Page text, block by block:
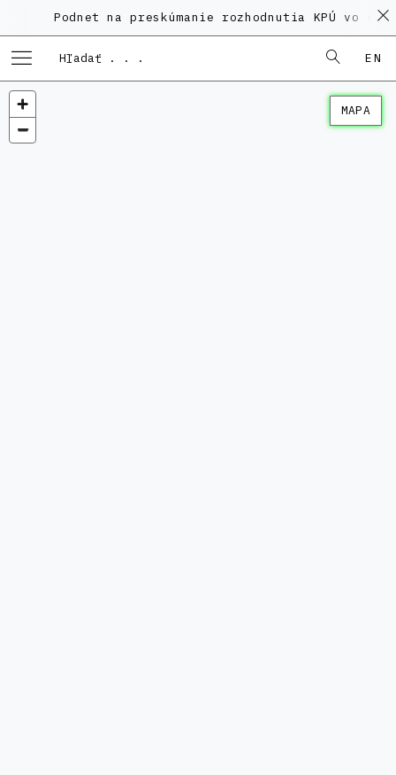
Podnet na preskúmanie rozhodnutia KPÚ vo veci
EN
MAPA